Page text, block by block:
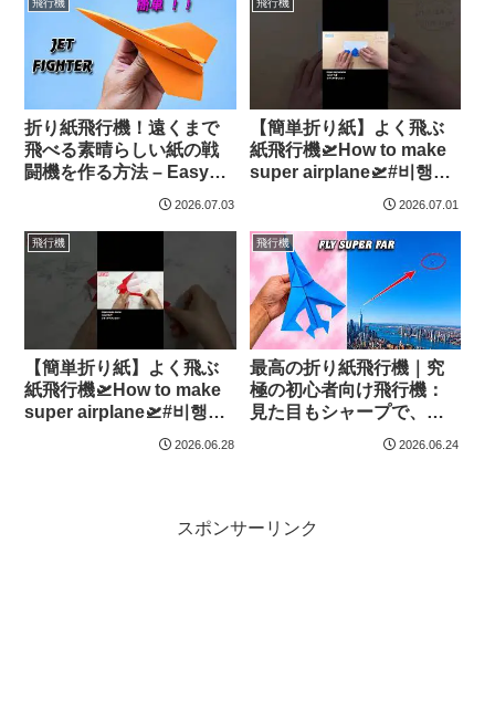
기 Easy – Origami
hana’s channel
飛行機
折り紙飛行機！遠くまで
飛べる素晴らしい紙の戦
闘機を作る方法 – Easy
2026.07.03
飛行機
【簡単折り紙】よく飛ぶ
紙飛行機🛫How to make
super airplane🛫#비행기#
纸飞机#12#飛び過ぎ#Fly
Far#ひこうき#plane#折り
方#おりがみ#origami#折
纸 – Origami hana’s
channel
2026.07.01
飛行機
【簡単折り紙】よく飛ぶ
紙飛行機🛫How to make
super airplane🛫#비행기#
纸飞机#26#飛び過ぎ#Fly
Far#ひこうき#plane#折り
2026.06.28
飛行機
最高の折り紙飛行機｜究
極の初心者向け飛行機：
見た目もシャープで、驚
くほど遠くまで飛ぶ！ –
Easy Origami Art
2026.06.24
スポンサーリンク